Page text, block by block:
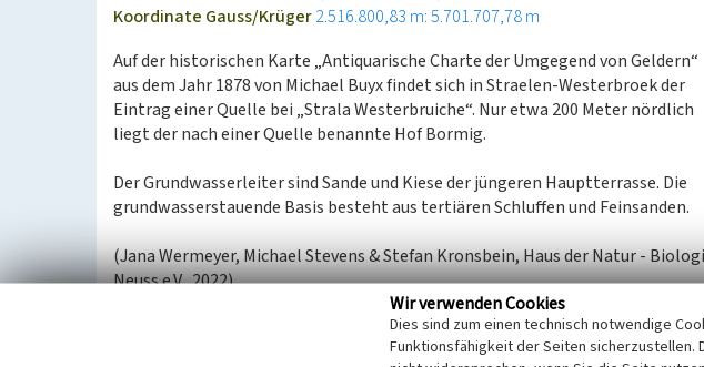
Koordinate Gauss/Krüger2.516.800,83 m: 5.701.707,78 m
Auf der historischen Karte „Antiquarische Charte der Umgegend von Geldern“
aus dem Jahr 1878 von Michael Buyx findet sich in Straelen-Westerbroek der
Eintrag einer Quelle bei „Strala Westerbruiche“. Nur etwa 200 Meter nördlich
liegt der nach einer Quelle benannte Hof Bormig.
Der Grundwasserleiter sind Sande und Kiese der jüngeren Hauptterrasse. Die
grundwasserstauende Basis besteht aus tertiären Schluffen und Feinsanden.
(Jana Wermeyer, Michael Stevens & Stefan Kronsbein, Haus der Natur -
Neuss e.V., 2022)
Wir verwenden Cookies
Dies sind zum einen technisch notwendige
Funktionsfähigkeit der Seiten sicherzustellen.